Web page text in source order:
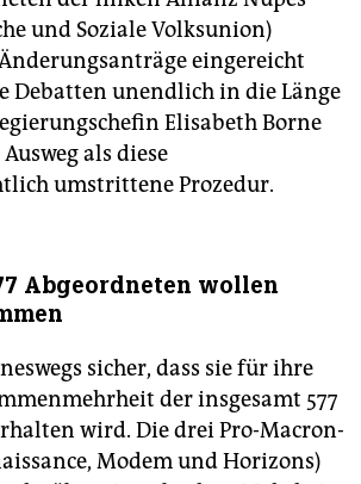
und Soziale Volksunion)
eingereicht
Debatten unendlich in die Länge
Elisabeth Borne
als diese
umstrittene Prozedur.
Abgeordneten wollen
sicher, dass sie für ihre
der insgesamt 577
wird. Die drei Pro-Macron-
Modem und Horizons)